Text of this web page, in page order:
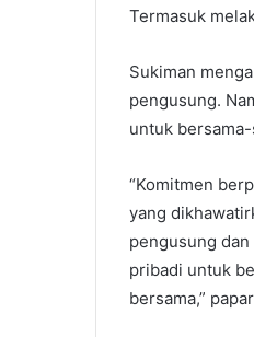
Termasuk
Sukiman
pengusung.
untuk
“Komitmen
yang
pengusung
pribadi untuk
bersama,”